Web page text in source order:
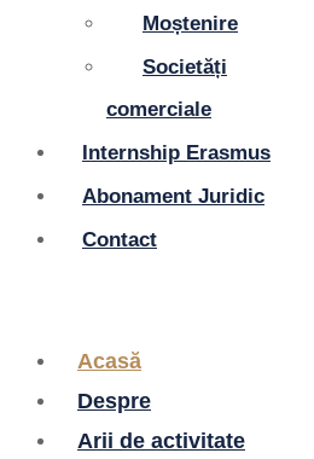
Moștenire
Societăți
comerciale
Internship Erasmus
Abonament Juridic
Contact
Acasă
Despre
Arii de activitate